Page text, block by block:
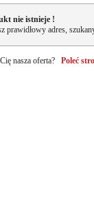
nie istnieje !
prawidłowy adres,
nasza oferta? Poleć